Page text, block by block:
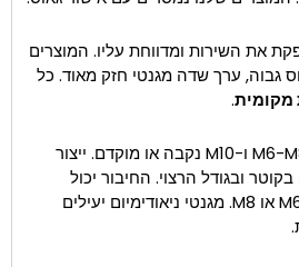
את השירות ומדווחת עליו. המוצרים
גבוה, ערך שדה מגנטי חזק מאוד. כל
מקומית.
סוגי החיבור משתנים מ-M6-M8 ו-M10 נקבה או מוקדם. ייצור
ובגודל הרצוי. החיבור יכול
להתבצע לראש החלק כ-M6 או M8. מגנטי ניאודימיום יעילים